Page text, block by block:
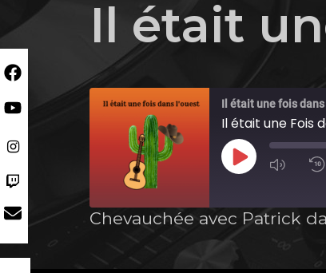
Il était
Il était une fois
Il était une Fois
Play
Chevauchée avec Patrick